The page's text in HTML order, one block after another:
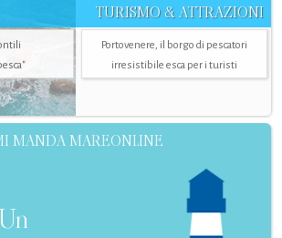
TURISMO & ATTRAZIONI
Portovenere, il borgo di pescatori
irresistibile esca per i turisti
MANDA MAREONLINE
Un